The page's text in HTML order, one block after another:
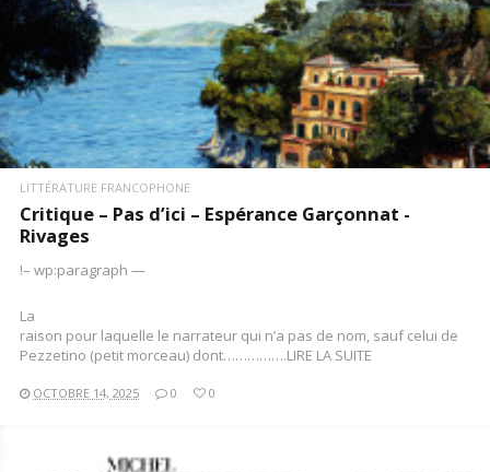
LITTÉRATURE FRANCOPHONE
Critique – Pas d’ici – Espérance Garçonnat -
Rivages
!– wp:paragraph —
La
raison pour laquelle le narrateur qui n’a pas de nom, sauf celui de
Pezzetino (petit morceau) dont…………….LIRE LA SUITE
OCTOBRE 14, 2025 0 0